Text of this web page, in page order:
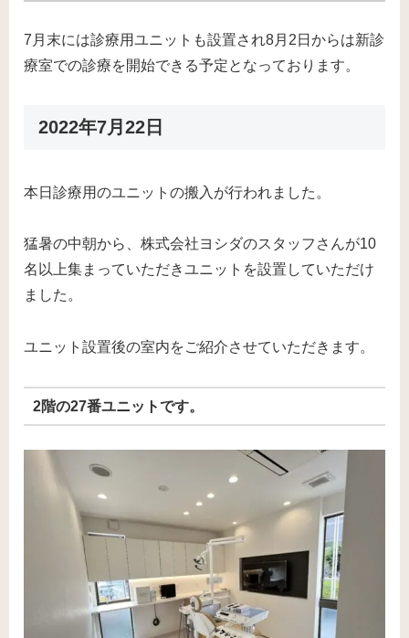
7月末には診療用ユニットも設置され8月2日からは新診
療室での診療を開始できる予定となっております。
2022年7月22日
本日診療用のユニットの搬入が行われました。
猛暑の中朝から、株式会社ヨシダのスタッフさんが10
名以上集まっていただきユニットを設置していただけ
ました。
ユニット設置後の室内をご紹介させていただきます。
2階の27番ユニットです。